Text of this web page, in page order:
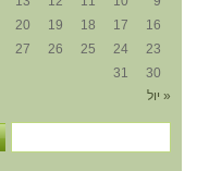
16
17
18
19
20
23
24
25
26
27
30
31
« יול